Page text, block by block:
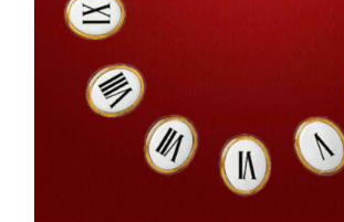
Produktseite
gewählt
werden